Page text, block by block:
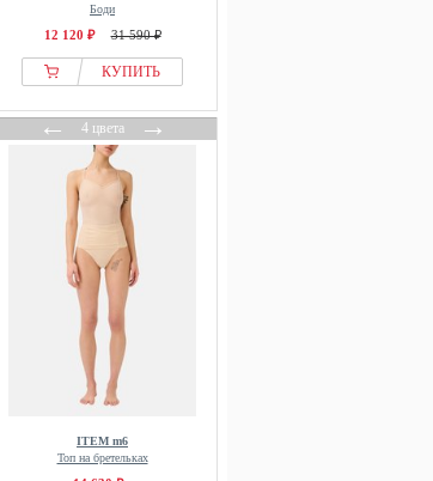
Боди
12 120 ₽ 31 590 ₽
КУПИТЬ
←4 цвета→
ITEM m6
Топ на бретельках